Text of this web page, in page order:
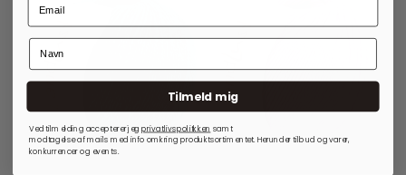
Tilmeld mig
Ved tilmelding accepterer jegprivatlivspolitkken samt
modtagelse af mails med info omkring produktsortimentet. Herunder tilbud og varer,
konkurrencer og events.